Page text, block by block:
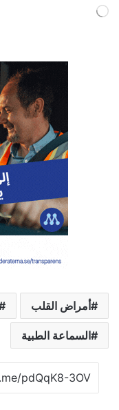
أمراض القلب
السماعة الطبية